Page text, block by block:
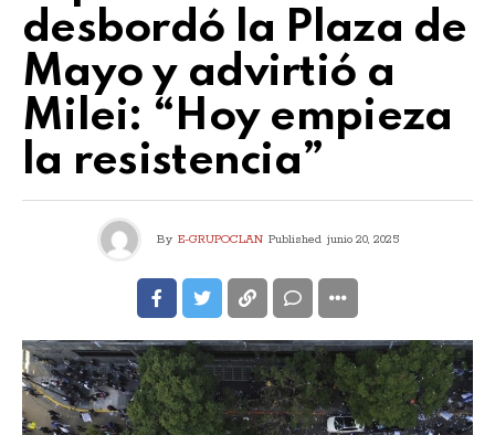
desbordó la Plaza de
Mayo y advirtió a
Milei: “Hoy empieza
la resistencia”
By E-GRUPOCLAN Published junio 20, 2025